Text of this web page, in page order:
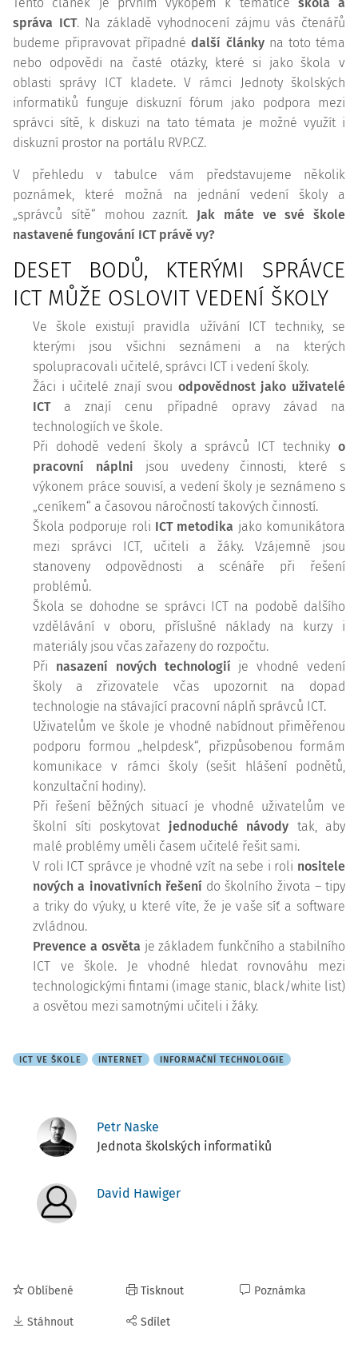
správa ICT. Na základě vyhodnocení zájmu vás čtenářů
budeme připravovat případnédalší článkyna toto téma
nebo odpovědi na časté otázky, které si jako škola v
oblasti správy ICT kladete. V rámci Jednoty školských
informatiků funguje diskuzní fórum jako podpora mezi
správci sítě, k diskuzi na tato témata je možné využít i
diskuzní prostor na portálu RVP.CZ.
V přehledu v tabulce vám představujeme několik
poznámek, které možná na jednání vedení školy a
„správců sítě“ mohou zaznít. Jak máte ve své škole
nastavené fungování ICT právě vy?
DESET BODŮ, KTERÝMI SPRÁVCE
ICT MŮŽE OSLOVIT VEDENÍ ŠKOLY
Ve škole existují pravidla užívání ICT techniky, se
kterými jsou všichni seznámeni a na kterých
spolupracovali učitelé, správci ICT i vedení školy.
Žáci i učitelé znají svou odpovědnost jako uživatelé
ICTa znají cenu případné opravy závad na
technologiích ve škole.
Při dohodě vedení školy a správců ICT techniky o
pracovní náplni jsou uvedeny činnosti, které s
výkonem práce souvisí, a vedení školy je seznámeno s
„ceníkem“ a časovou náročností takových činností.
Škola podporuje roli ICT metodika jako komunikátora
mezi správci ICT, učiteli a žáky. Vzájemně jsou
stanoveny odpovědnosti a scénáře při řešení
problémů.
Škola se dohodne se správci ICT na podobě dalšího
vzdělávání v oboru, příslušné náklady na kurzy i
materiály jsou včas zařazeny do rozpočtu.
Při nasazení nových technologií je vhodné vedení
školy a zřizovatele včas upozornit na dopad
technologie na stávající pracovní náplň správců ICT.
Uživatelům ve škole je vhodné nabídnout přiměřenou
podporu formou „helpdesk“, přizpůsobenou formám
komunikace v rámci školy (sešit hlášení podnětů,
konzultační hodiny).
Při řešení běžných situací je vhodné uživatelům ve
školní síti poskytovat jednoduché návody tak, aby
malé problémy uměli časem učitelé řešit sami.
V roli ICT správce je vhodné vzít na sebe i roli nositele
nových a inovativních řešení do školního života – tipy
a triky do výuky, u které víte, že je vaše síť a software
zvládnou.
Prevence a osvěta je základem funkčního a stabilního
ICT ve škole. Je vhodné hledat rovnováhu mezi
technologickými fintami (image stanic, black/white list)
a osvětou mezi samotnými učiteli i žáky.
ICT VE ŠKOLE INTERNET INFORMAČNÍ TECHNOLOGIE
Petr Naske
Jednota školských informatiků
David Hawiger
Oblíbené
Stáhnout
Tisknout
Sdílet
Poznámka